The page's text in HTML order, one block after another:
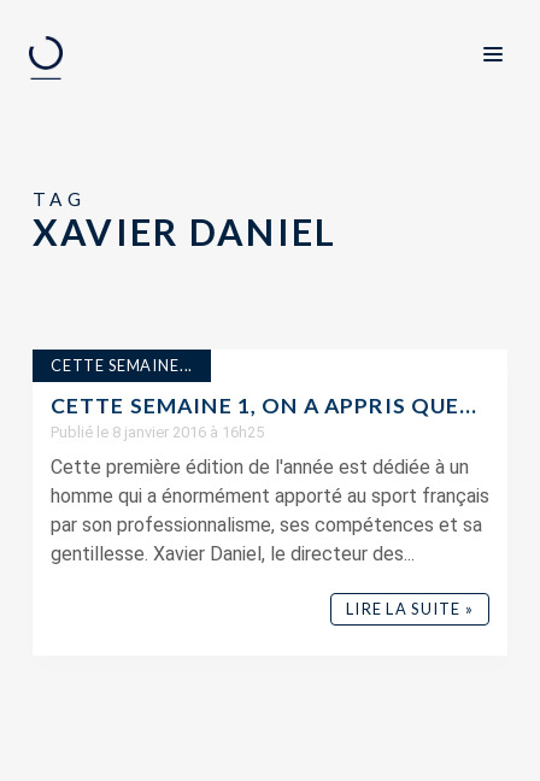
TAG
XAVIER DANIEL
CETTE SEMAINE...
CETTE SEMAINE 1, ON A APPRIS QUE…
Publié le 8 janvier 2016 à 16h25
Cette première édition de l'année est dédiée à un
homme qui a énormément apporté au sport français
par son professionnalisme, ses compétences et sa
gentillesse. Xavier Daniel, le directeur des...
LIRE LA SUITE »